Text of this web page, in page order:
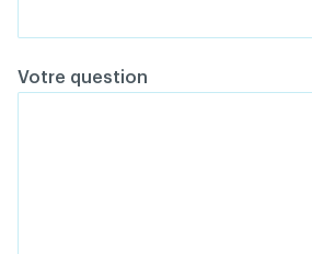
Votre question